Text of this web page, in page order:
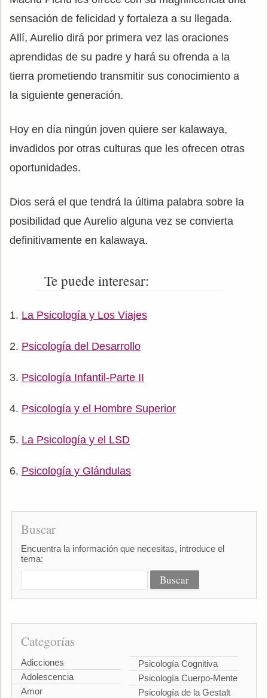
sensación de felicidad y fortaleza a su llegada.
Allí, Aurelio dirá por primera vez las oraciones
aprendidas de su padre y hará su ofrenda a la
tierra prometiendo transmitir sus conocimiento a
la siguiente generación.
Hoy en día ningún joven quiere ser kalawaya,
invadidos por otras culturas que les ofrecen otras
oportunidades.
Dios será el que tendrá la última palabra sobre la
posibilidad que Aurelio alguna vez se convierta
definitivamente en kalawaya.
Te puede interesar:
La Psicología y Los Viajes
Psicología del Desarrollo
Psicología Infantil-Parte II
Psicología y el Hombre Superior
La Psicología y el LSD
Psicología y Glándulas
Buscar
Encuentra la información que necesitas, introduce el
tema:
Categorías
Adicciones
Adolescencia
Amor
Psicología Cognitiva
Psicología Cuerpo-Mente
Psicología de la Gestalt